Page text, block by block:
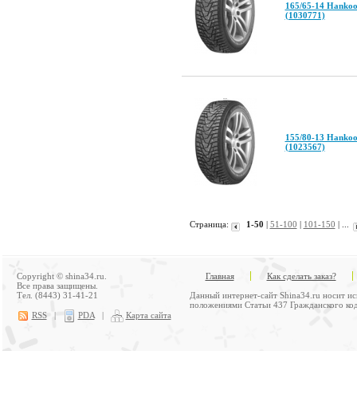
165/65-14
(1030771)
155/80-13
(1023567)
Страница: 1-50 51-100 101-150
Copyright © shina34.ru.
Все права защищены.
Тел. (8443) 31-41-21
RSS | PDA | Карта сайта
Главная
Как сделать заказ?
Данный интернет-сайт Shina34.ru носит
положениями Статьи 437 Гражданского